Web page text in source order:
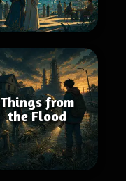
Things from
the Flood